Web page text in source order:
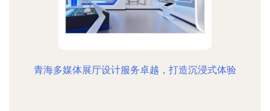
青海多媒体展厅设计服务卓越，打造沉浸式体验